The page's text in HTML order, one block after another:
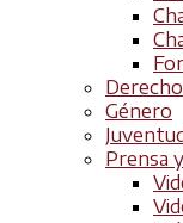
Género
Prensa